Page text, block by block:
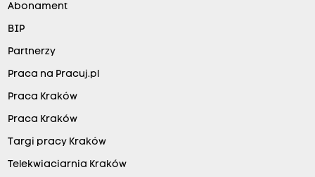
Abonament
BIP
Partnerzy
Praca na Pracuj.pl
Praca Kraków
Praca Kraków
Targi pracy Kraków
Telekwiaciarnia Kraków